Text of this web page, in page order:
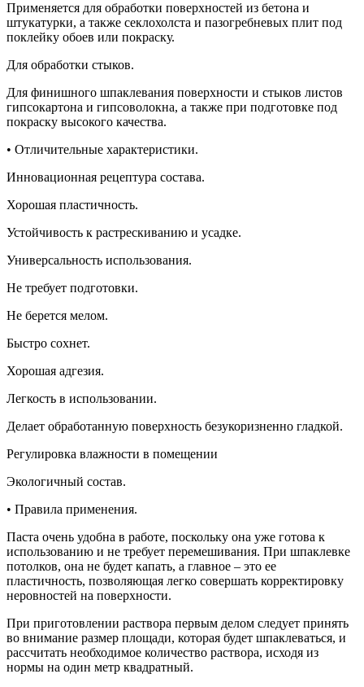
Применяется для обработки поверхностей из бетона и
штукатурки, а также секлохолста и пазогребневых плит под
поклейку обоев или покраску.
Для обработки стыков.
Для финишного шпаклевания поверхности и стыков листов
гипсокартона и гипсоволокна, а также при подготовке под
покраску высокого качества.
• Отличительные характеристики.
Инновационная рецептура состава.
Хорошая пластичность.
Устойчивость к растрескиванию и усадке.
Универсальность использования.
Не требует подготовки.
Не берется мелом.
Быстро сохнет.
Хорошая адгезия.
Легкость в использовании.
Делает обработанную поверхность безукоризненно гладкой.
Регулировка влажности в помещении
Экологичный состав.
• Правила применения.
Паста очень удобна в работе, поскольку она уже готова к
использованию и не требует перемешивания. При шпаклевке
потолков, она не будет капать, а главное – это ее
пластичность, позволяющая легко совершать корректировку
неровностей на поверхности.
При приготовлении раствора первым делом следует принять
во внимание размер площади, которая будет шпаклеваться, и
рассчитать необходимое количество раствора, исходя из
нормы на один метр квадратный.